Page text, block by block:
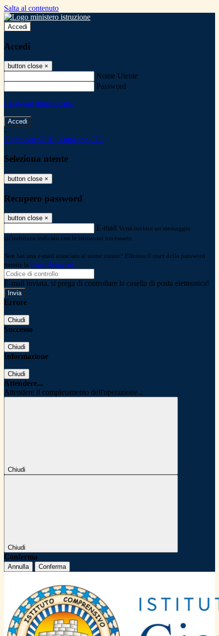
Salta al contenuto
Accedi
Accedi
button close ×
Nome Utente
Password
Password dimenticata?
-
Entra con SPID Entra con CIE
Seleziona utente
button close ×
Recupero password
button close ×
E-mail Verrà inviato un messaggio
all'indirizzo indicato con le istruzioni necessarie.
Non hai una e-mail associata al nome utente? Effettua il reset della password
tramite la Login Spaggiari
E-mail inviata, si prega di controllare la casella di posta elettronica!
Errore
Chiudi
Successo
Chiudi
Informazione
Chiudi
Attendere...
Attendere il completamento dell'operazione...
Chiudi
Chiudi
Conferma
Annulla Conferma